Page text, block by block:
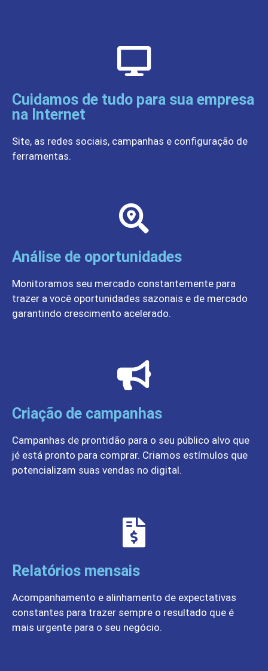
Cuidamos de tudo para sua empresa
na Internet
Site, as redes sociais, campanhas e configuração de
ferramentas.
Análise de oportunidades
Monitoramos seu mercado constantemente para
trazer a você oportunidades sazonais e de mercado
garantindo crescimento acelerado.
Criação de campanhas
Campanhas de prontidão para o seu público alvo que
jé está pronto para comprar. Criamos estímulos que
potencializam suas vendas no digital.
Relatórios mensais
Acompanhamento e alinhamento de expectativas
constantes para trazer sempre o resultado que é
mais urgente para o seu negócio.